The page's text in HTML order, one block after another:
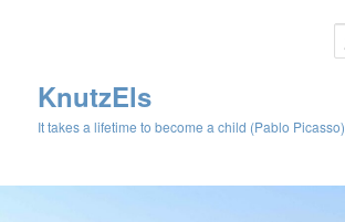
KnutzEls
It takes a lifetime to become a child (Pablo Picasso)